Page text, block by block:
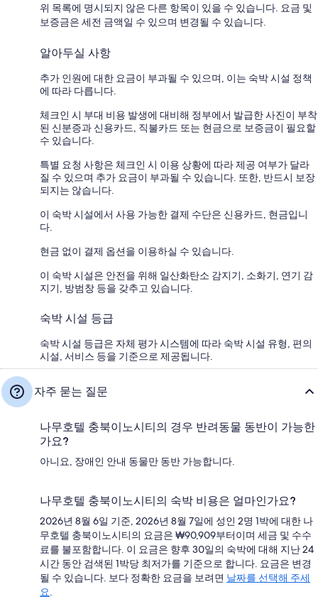
위 목록에 명시되지 않은 다른 항목이 있을 수 있습니다. 요금 및
보증금은 세전 금액일 수 있으며 변경될 수 있습니다.
알아두실 사항
추가 인원에 대한 요금이 부과될 수 있으며, 이는 숙박 시설 정책
에 따라 다릅니다.
체크인 시 부대 비용 발생에 대비해 정부에서 발급한 사진이 부착
된 신분증과 신용카드, 직불카드 또는 현금으로 보증금이 필요할
수 있습니다.
특별 요청 사항은 체크인 시 이용 상황에 따라 제공 여부가 달라
질 수 있으며 추가 요금이 부과될 수 있습니다. 또한, 반드시 보장
되지는 않습니다.
이 숙박 시설에서 사용 가능한 결제 수단은 신용카드, 현금입니
다.
현금 없이 결제 옵션을 이용하실 수 있습니다.
이 숙박 시설은 안전을 위해 일산화탄소 감지기, 소화기, 연기 감
지기, 방범창 등을 갖추고 있습니다.
숙박 시설 등급
숙박 시설 등급은 자체 평가 시스템에 따라 숙박 시설 유형, 편의
시설, 서비스 등을 기준으로 제공됩니다.
자주 묻는 질문
나무호텔 충북이노시티의 경우 반려동물 동반이 가능한
가요?
아니요, 장애인 안내 동물만 동반 가능합니다.
나무호텔 충북이노시티의 숙박 비용은 얼마인가요?
2026년 8월 6일 기준, 2026년 8월 7일에 성인 2명 1박에 대한 나
무호텔 충북이노시티의 요금은 ₩90,909부터이며 세금 및 수수
료를 불포함합니다. 이 요금은 향후 30일의 숙박에 대해 지난 24
시간 동안 검색된 1박당 최저가를 기준으로 합니다. 요금은 변경
될 수 있습니다. 보다 정확한 요금을 보려면 날짜를 선택해 주세
요.